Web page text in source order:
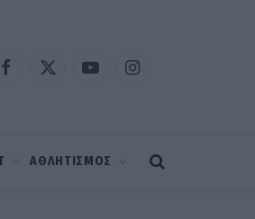
Facebook
X
YouTubeInstagram
ΑΘΛΗΤΙΣΜΟΣ